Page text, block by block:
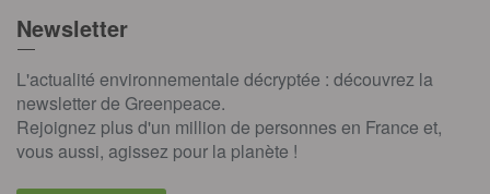
Newsletter
L'actualité environnementale décryptée : découvrez la
newsletter de Greenpeace.
Rejoignez plus d'un million de personnes en France et,
vous aussi, agissez pour la planète !